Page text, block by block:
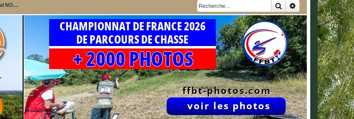
Comité Régional NOUVELLE AQUITAINE RechercherRecherche avancée